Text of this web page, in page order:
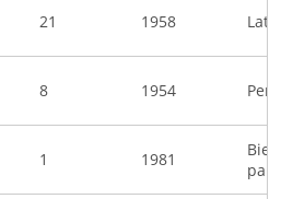
21 1958
8 1954
1 1981
par